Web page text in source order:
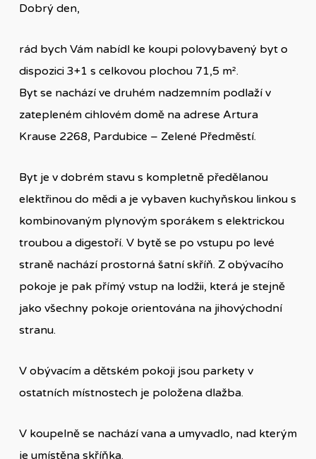
Dobrý den,
rád bych Vám nabídl ke koupi polovybavený byt o
dispozici 3+1 s celkovou plochou 71,5 m².
Byt se nachází ve druhém nadzemním podlaží v
zatepleném cihlovém domě na adrese Artura
Krause 2268, Pardubice – Zelené Předměstí.
Byt je v dobrém stavu s kompletně předělanou
elektřinou do mědi a je vybaven kuchyňskou linkou s
kombinovaným plynovým sporákem s elektrickou
troubou a digestoří. V bytě se po vstupu po levé
straně nachází prostorná šatní skříň. Z obývacího
pokoje je pak přímý vstup na lodžii, která je stejně
jako všechny pokoje orientována na jihovýchodní
stranu.
V obývacím a dětském pokoji jsou parkety v
ostatních místnostech je položena dlažba.
V koupelně se nachází vana a umyvadlo, nad kterým
je umístěna skříňka.